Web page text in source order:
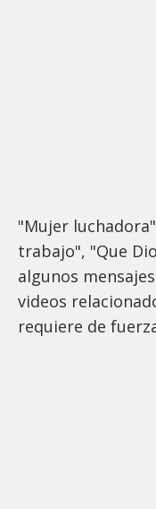
"Mujer
trabajo", "Que
algunos
videos
requiere de